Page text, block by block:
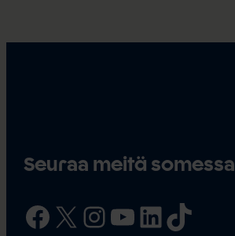
Seuraa meitä somessa
Facebook X InstagramYouTube LinkedIn TikTok